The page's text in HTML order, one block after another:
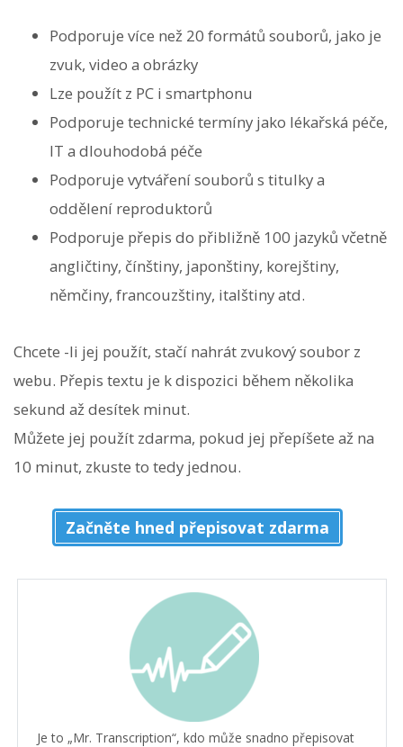
Podporuje více než 20 formátů souborů, jako je
zvuk, video a obrázky
Lze použít z PC i smartphonu
Podporuje technické termíny jako lékařská péče,
IT a dlouhodobá péče
Podporuje vytváření souborů s titulky a
oddělení reproduktorů
Podporuje přepis do přibližně 100 jazyků včetně
angličtiny, čínštiny, japonštiny, korejštiny,
němčiny, francouzštiny, italštiny atd.
Chcete -li jej použít, stačí nahrát zvukový soubor z
webu. Přepis textu je k dispozici během několika
sekund až desítek minut.
Můžete jej použít zdarma, pokud jej přepíšete až na
10 minut, zkuste to tedy jednou.
Začněte hned přepisovat zdarma
Je to „Mr. Transcription“, kdo může snadno přepisovat